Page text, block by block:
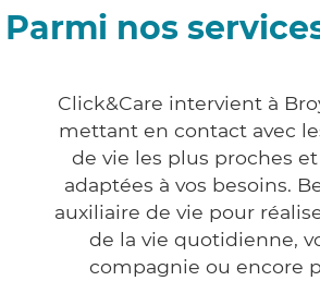
Parmi nos
Click&Care intervient à
mettant en contact avec
de vie les plus proches
adaptées à vos besoins.
auxiliaire de vie pour
de la vie quotidienne,
compagnie ou encore